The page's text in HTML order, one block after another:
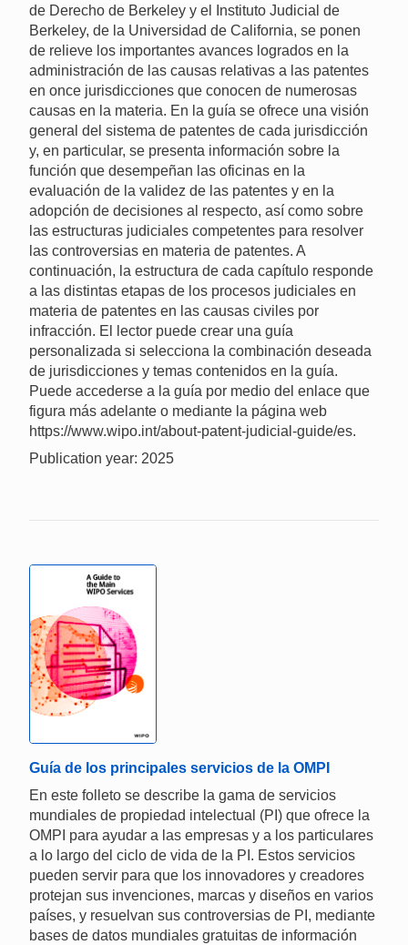
de Derecho de Berkeley y el Instituto Judicial de
Berkeley, de la Universidad de California, se ponen
de relieve los importantes avances logrados en la
administración de las causas relativas a las patentes
en once jurisdicciones que conocen de numerosas
causas en la materia. En la guía se ofrece una visión
general del sistema de patentes de cada jurisdicción
y, en particular, se presenta información sobre la
función que desempeñan las oficinas en la
evaluación de la validez de las patentes y en la
adopción de decisiones al respecto, así como sobre
las estructuras judiciales competentes para resolver
las controversias en materia de patentes. A
continuación, la estructura de cada capítulo responde
a las distintas etapas de los procesos judiciales en
materia de patentes en las causas civiles por
infracción. El lector puede crear una guía
personalizada si selecciona la combinación deseada
de jurisdicciones y temas contenidos en la guía.
Puede accederse a la guía por medio del enlace que
figura más adelante o mediante la página web
https://www.wipo.int/about-patent-judicial-guide/es.
Publication year: 2025
Guía de los principales servicios de la OMPI
En este folleto se describe la gama de servicios
mundiales de propiedad intelectual (PI) que ofrece la
OMPI para ayudar a las empresas y a los particulares
a lo largo del ciclo de vida de la PI. Estos servicios
pueden servir para que los innovadores y creadores
protejan sus invenciones, marcas y diseños en varios
países, y resuelvan sus controversias de PI, mediante
bases de datos mundiales gratuitas de información